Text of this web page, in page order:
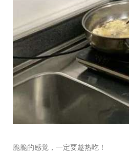
脆脆的感觉，一定要趁热吃！